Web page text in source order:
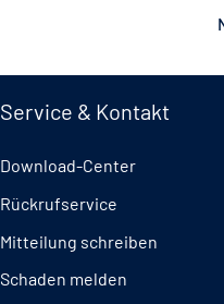
Service & Kontakt
Download-Center
Rückrufservice
Mitteilung schreiben
Schaden melden